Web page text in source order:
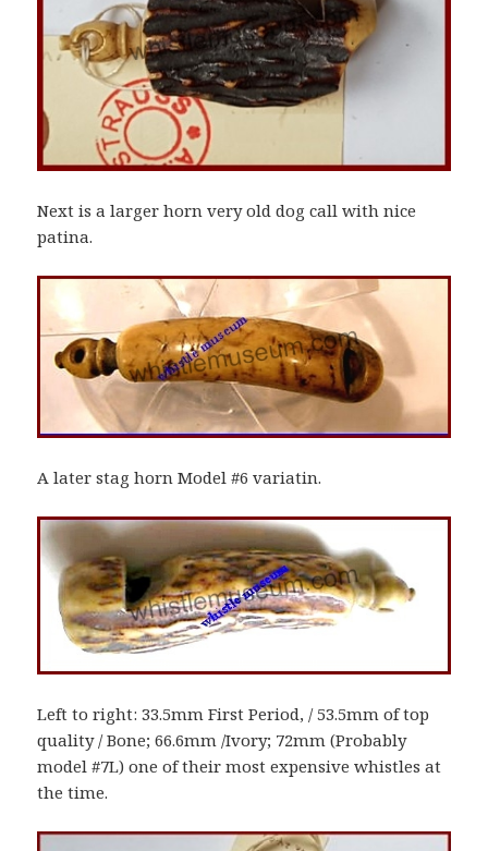
Next is a larger horn very old dog call with nice
patina.
A later stag horn Model #6 variatin.
Left to right: 33.5mm First Period, / 53.5mm of top
quality / Bone; 66.6mm /Ivory; 72mm (Probably
model #7L) one of their most expensive whistles at
the time.